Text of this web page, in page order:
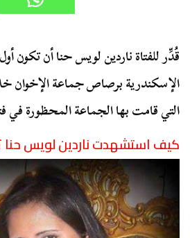
قُدِّر للفتاة ناردين لويس حنا أن تكون
الإسكندرية برصاص جماعة الإخوان
التي قامت بها الجماعة المحظورة في فترة
كيف استشهدت ناردين لويس حنا